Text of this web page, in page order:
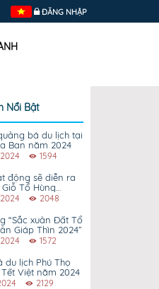
ĐĂNG NHẬP
Nổi Bật
bá du lịch tại
Ban năm 2024
1594
động sẽ diễn ra
Tổ Hùng
hội Đền Hùng và
2048
“Sắc xuân Đất Tổ
Giáp Thìn 2024”
1572
du lịch Phú Thọ
Việt năm 2024
2129